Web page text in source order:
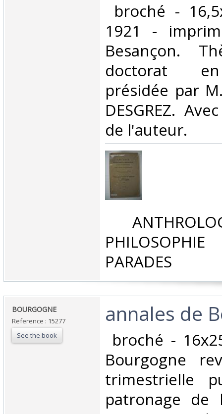
broché -
1921 -
Besançon.
doctorat
présidée par
DESGREZ.
de l'auteur. ‎
PHILOSOPHIE
PARADES‎
‎BOURGOGNE ‎
Reference : 15277
See the book
‎annales de
broché -
Bourgogne
trimestrielle
patronage de